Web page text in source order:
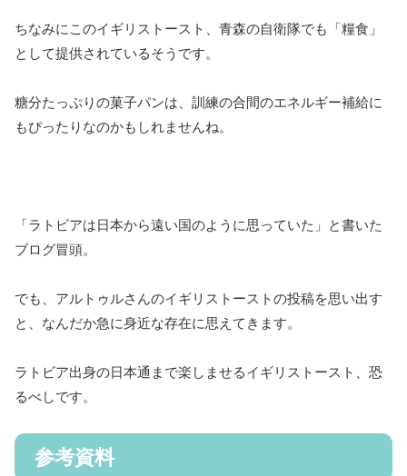
ちなみにこのイギリストースト、青森の自衛隊でも「糧食」
として提供されているそうです。
糖分たっぷりの菓子パンは、訓練の合間のエネルギー補給に
もぴったりなのかもしれませんね。
「ラトビアは日本から遠い国のように思っていた」と書いた
ブログ冒頭。
でも、アルトゥルさんのイギリストーストの投稿を思い出す
と、なんだか急に身近な存在に思えてきます。
ラトビア出身の日本通まで楽しませるイギリストースト、恐
るべしです。
参考資料